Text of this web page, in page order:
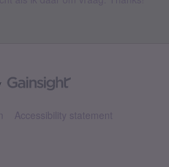
Accessibility statement